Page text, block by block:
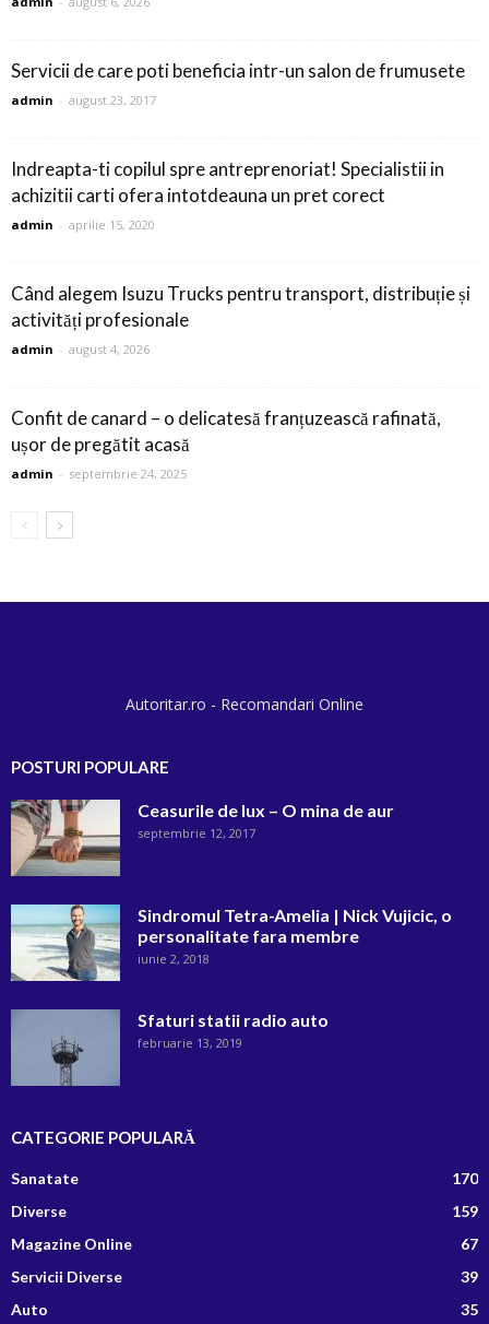
Servicii de care poti beneficia intr-un salon de frumusete
admin - august 23, 2017
Indreapta-ti copilul spre antreprenoriat! Specialistii in
achizitii carti ofera intotdeauna un pret corect
admin - aprilie 15, 2020
Când alegem Isuzu Trucks pentru transport, distribuție și
activități profesionale
admin - august 4, 2026
Confit de canard – o delicatesă franțuzească rafinată,
ușor de pregătit acasă
admin - septembrie 24, 2025
Autoritar.ro - Recomandari Online
POSTURI POPULARE
Ceasurile de lux – O mina de aur
septembrie 12, 2017
Sindromul Tetra-Amelia | Nick Vujicic, o
personalitate fara membre
iunie 2, 2018
Sfaturi statii radio auto
februarie 13, 2019
CATEGORIE POPULARĂ
Sanatate
170
Diverse
159
Magazine Online
67
Servicii Diverse
39
Auto
35